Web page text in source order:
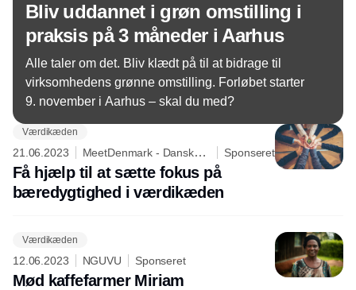
Bliv uddannet i grøn omstilling i
praksis på 3 måneder i Aarhus
Alle taler om det. Bliv klædt på til at bidrage til
virksomhedens grønne omstilling. Forløbet starter
9. november i Aarhus – skal du med?
Værdikæden
21.06.2023
MeetDenmark - Dansk
Erhvervs- og Mødeturisme
Sponseret
Få hjælp til at sætte fokus på
bæredygtighed i værdikæden
Værdikæden
12.06.2023 NGUVU Sponseret
Mød kaffefarmer Miriam